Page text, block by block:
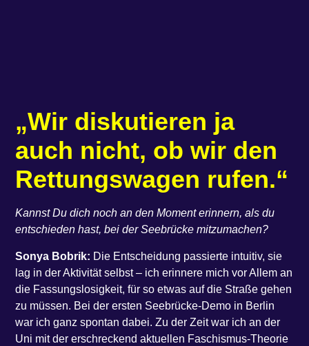
„Wir diskutieren ja
auch nicht, ob wir den
Rettungswagen rufen.“
Kannst Du dich noch an den Moment erinnern, als du
entschieden hast, bei der Seebrücke mitzumachen?
Sonya Bobrik: Die Entscheidung passierte intuitiv, sie
lag in der Aktivität selbst – ich erinnere mich vor Allem an
die Fassungslosigkeit, für so etwas auf die Straße gehen
zu müssen. Bei der ersten Seebrücke-Demo in Berlin
war ich ganz spontan dabei. Zu der Zeit war ich an der
Uni mit der erschreckend aktuellen Faschismus-Theorie